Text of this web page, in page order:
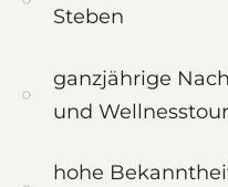
Steben
ganzjährige
und
hohe